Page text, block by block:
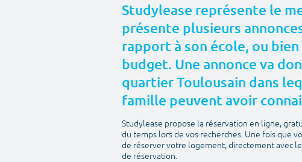
Studylease représente le
présente plusieurs
rapport à son école, ou
budget. Une annonce va
quartier Toulousain dans
famille peuvent avoir
Studylease propose la réservation en ligne,
du temps lors de vos recherches. Une fois que
de réserver votre logement, directement avec
de réservation.